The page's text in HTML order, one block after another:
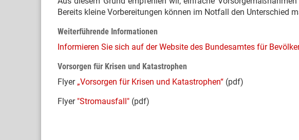
Bereits kleine Vorbereitungen können im Notfall den Unterschied
Weiterführende Informationen
Informieren Sie sich auf der Website des Bundesamtes für
Vorsorgen für Krisen und Katastrophen
Flyer „Vorsorgen für Krisen und Katastrophen“ (pdf)
Flyer "Stromausfall" (pdf)